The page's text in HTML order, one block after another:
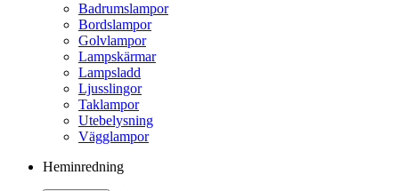
Badrumslampor
Bordslampor
Golvlampor
Lampskärmar
Lampsladd
Ljusslingor
Taklampor
Utebelysning
Vägglampor
Heminredning